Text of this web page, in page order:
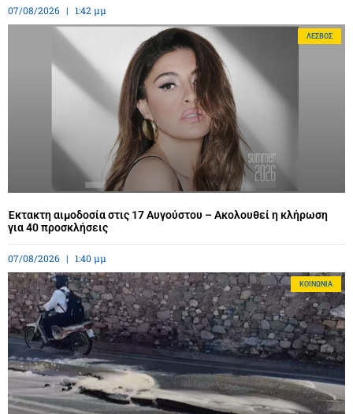
07/08/2026 1:42 μμ
ΛΈΣΒΟΣ
Έκτακτη αιμοδοσία στις 17 Αυγούστου – Ακολουθεί η κλήρωση
για 40 προσκλήσεις
07/08/2026 1:40 μμ
ΚΟΙΝΩΝΊΑ